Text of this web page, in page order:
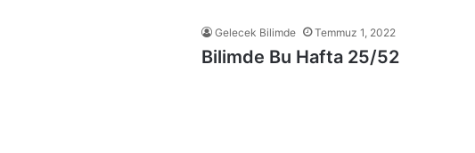
Gelecek Bilimde Temmuz 1, 2022
Bilimde Bu Hafta 25/52